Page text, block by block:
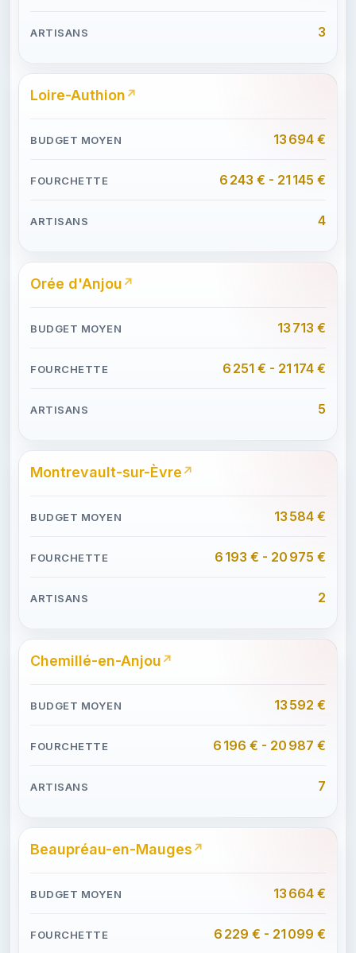
3
Loire-Authion
13 694 €
6 243 € - 21 145 €
4
Orée d'Anjou
13 713 €
6 251 € - 21 174 €
5
Montrevault-sur-Èvre
13 584 €
6 193 € - 20 975 €
2
Chemillé-en-Anjou
13 592 €
6 196 € - 20 987 €
7
Beaupréau-en-Mauges
13 664 €
6 229 € - 21 099 €